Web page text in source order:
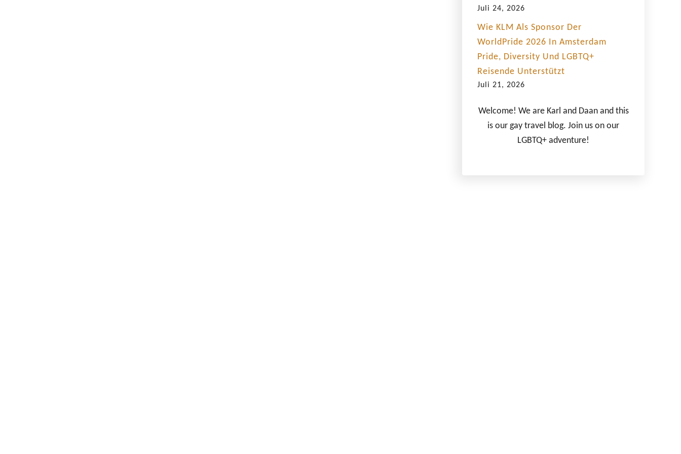
Juli 24, 2026
Wie KLM Als Sponsor Der
WorldPride 2026 In Amsterdam
Pride, Diversity Und LGBTQ+
Reisende Unterstützt
Juli 21, 2026
Welcome! We are Karl and Daan and this
is our gay travel blog. Join us on our
LGBTQ+ adventure!